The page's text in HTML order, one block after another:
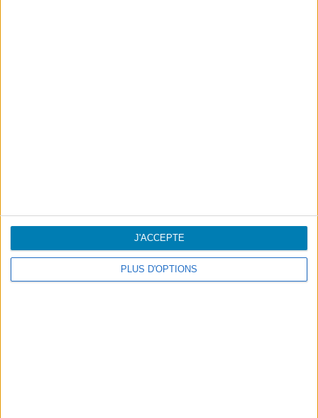
PLUS D'OPTIONS
J'ACCEPTE